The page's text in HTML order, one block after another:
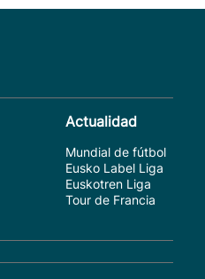
Actualidad
Mundial de fútbol
Eusko Label Liga
Euskotren Liga
Tour de Francia